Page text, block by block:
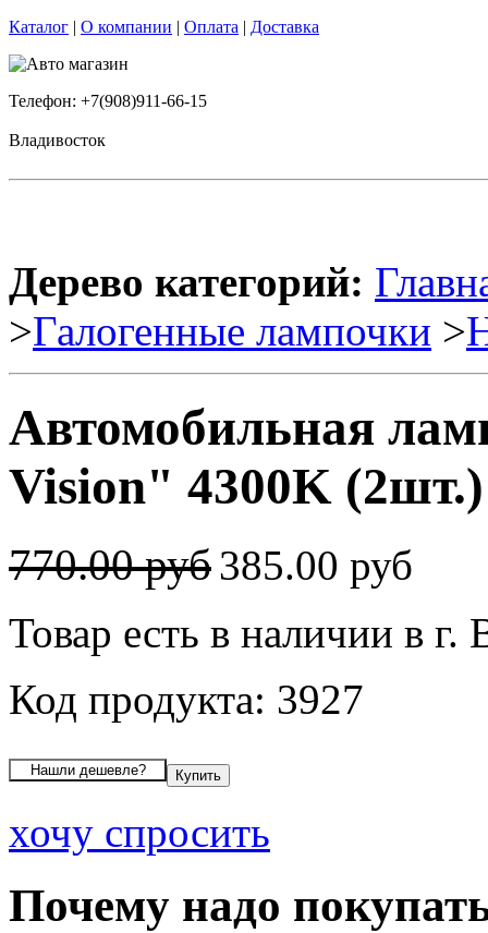
Каталог | О компании | Оплата | Доставка
Телефон: +7(908)911-66-15
Владивосток
Дерево категорий:
>Галогенные лампочки >
Автомобильная
Vision" 4300K (2шт.)
770.00 руб385.00 руб
Товар есть в наличии в г.
Код продукта: 3927
хочу спросить
Почему надо